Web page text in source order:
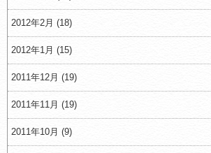
2012年2月 (18)
2012年1月 (15)
2011年12月 (19)
2011年11月 (19)
2011年10月 (9)